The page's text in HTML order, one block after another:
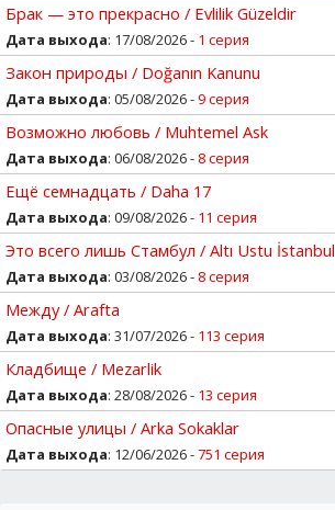
Брак — это прекрасно / Evlilik Güzeldir
Дата выхода: 17/08/2026 - 1 серия
Закон природы / Doğanın Kanunu
Дата выхода: 05/08/2026 -9 серия
Возможно любовь / Muhtemel Ask
Дата выхода: 06/08/2026 - 8 серия
Ещё семнадцать / Daha 17
Дата выхода: 09/08/2026 - 11 серия
Это всего лишь Стамбул / Altı Ustu İstanbul
Дата выхода: 03/08/2026 - 8 серия
Между / Arafta
Дата выхода: 31/07/2026 - 113 серия
Кладбище / Mezarlik
Дата выхода: 28/08/2026 - 13 серия
Опасные улицы / Arka Sokaklar
Дата выхода: 12/06/2026 -751 серия